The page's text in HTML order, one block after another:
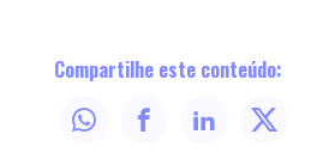
Compartilhe este conteúdo: